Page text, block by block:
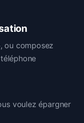
ou composez
voulez épargner